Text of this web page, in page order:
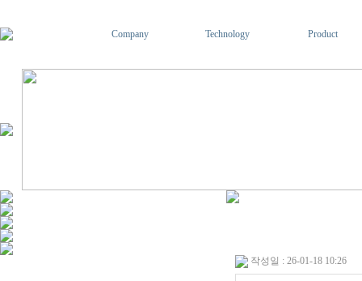
Company Technology Product
작성일 : 26-01-18 10:26